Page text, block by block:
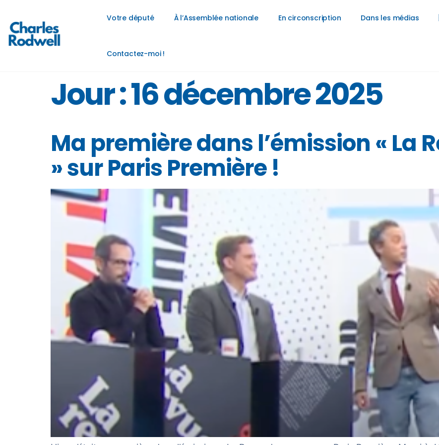
Votre député À l’Assemblée nationale En circonscription Dans les médias
Contactez-moi !
Jour :16 décembre 2025
Ma première dans l’émission « La
» sur Paris Première !